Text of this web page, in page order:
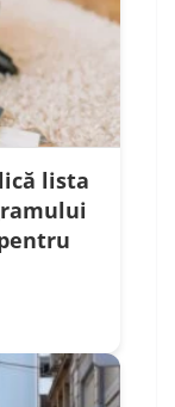
lista